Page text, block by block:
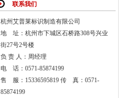
联系我们
杭州艾普莱标识制造有限公司
地 址：杭州市下城区石桥路308号兴业
街27号2号楼
负 责 人：周经理
电 话：0571-85874199
售 服：15336595819 传 真： 0571-
85874199